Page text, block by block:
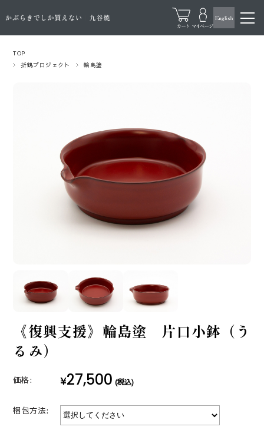
TOP
折鶴プロジェクト
輪島塗
《復興支援》輪島塗 片口小鉢（う
るみ）
価格: ¥27,500 (税込)
梱包方法: